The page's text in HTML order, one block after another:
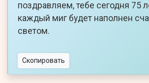
поздравляем, тебе сегодня 75
каждый миг будет наполнен
светом.
Скопировать